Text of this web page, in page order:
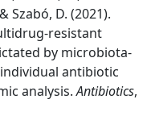
Szabó, D. (2021).
resistant
by microbiota-
antibiotic
analysis.Antibiotics,